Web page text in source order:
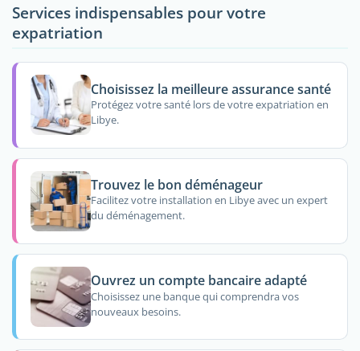
Services indispensables pour votre
expatriation
Choisissez la meilleure assurance santé
Protégez votre santé lors de votre expatriation en
Libye.
Trouvez le bon déménageur
Facilitez votre installation en Libye avec un expert
du déménagement.
Ouvrez un compte bancaire adapté
Choisissez une banque qui comprendra vos
nouveaux besoins.